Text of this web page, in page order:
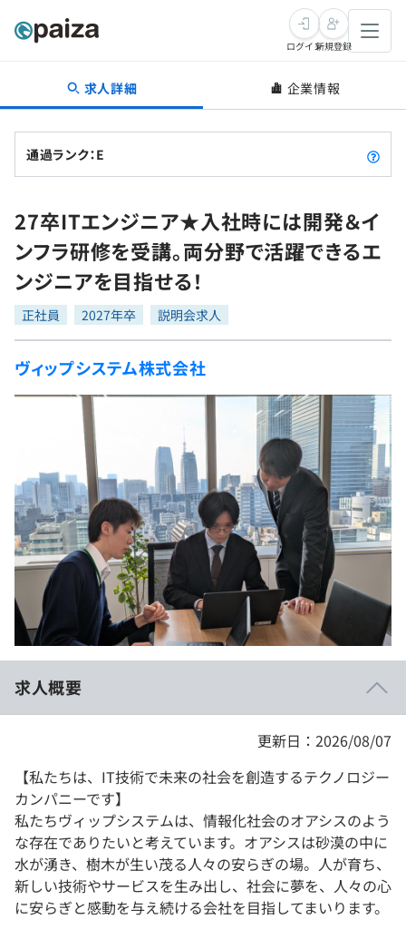
転職・キャリア
転職成功ガイド
転職エージェント
インタビュー
転職成功ガイド
新卒就活
求人検索
本選考
インターン
新卒エージェント
イベント・セミナー
インタビュー
就活成功ガイド
学習
問題集
4択課題
リファレンス
プラン
個人向けプラン
法人向けプラン
学校向けプラン
契約内容・クーポン
プログラミング言語
評価結果一覧
再チャレンジ結果一覧
ゲーム・マンガ
Tech Team Journal
paiza times
note
paizaとは？
ログイン新規登録
求人詳細 企業情報
通過ランク：E
27卒ITエンジニア★入社時には開発＆イ
ンフラ研修を受講。両分野で活躍できるエ
ンジニアを目指せる！
正社員 2027年卒 説明会求人
ヴィップシステム株式会社
求人概要
更新日：2026/08/07
【私たちは、IT技術で未来の社会を創造するテクノロジー
カンパニーです】
私たちヴィップシステムは、情報化社会のオアシスのよう
な存在でありたいと考えています。オアシスは砂漠の中に
水が湧き、樹木が生い茂る人々の安らぎの場。人が育ち、
新しい技術やサービスを生み出し、社会に夢を、人々の心
に安らぎと感動を与え続ける会社を目指してまいります。